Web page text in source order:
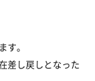
す。
差し戻しとなった